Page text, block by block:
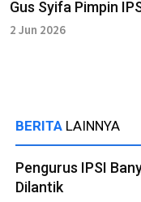
Gus Syifa Pimpin
2 Jun 2026
BERITA LAINNYA
Pengurus IPSI
Dilantik